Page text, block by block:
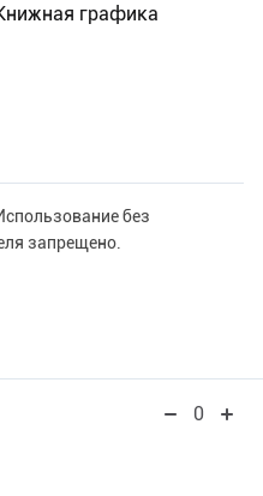
графика
без
запрещено.
0